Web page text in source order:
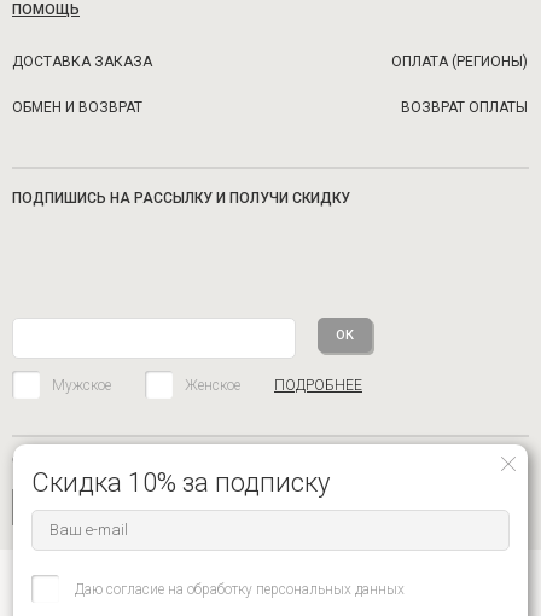
ПОМОЩЬ
ДОСТАВКА ЗАКАЗА ОПЛАТА (РЕГИОНЫ)
ОБМЕН И ВОЗВРАТ ВОЗВРАТ ОПЛАТЫ
ПОДПИШИСЬ НА РАССЫЛКУ И ПОЛУЧИ СКИДКУ
Мужское Женское ПОДРОБНЕЕ
СОЦИАЛЬНЫЕ СЕТИ
8-916-680-62-59 ЦЕНТР ПОДДЕРЖКИ
Скидка 10% за подписку
Даю согласие на обработку персональных данных